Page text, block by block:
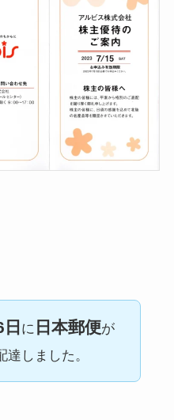
に 日本郵便が
達しました。